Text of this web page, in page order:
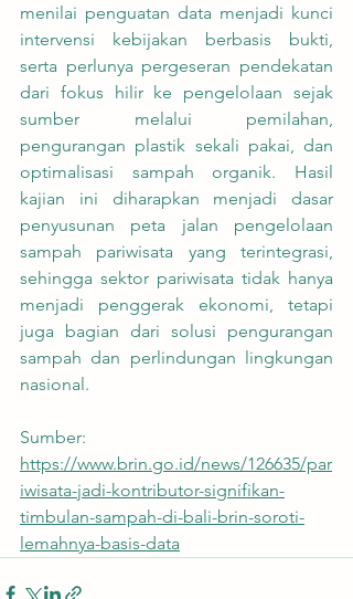
menilai penguatan data menjadi kunci
intervensi kebijakan berbasis bukti,
serta perlunya pergeseran pendekatan
dari fokus hilir ke pengelolaan sejak
sumber melalui pemilahan,
pengurangan plastik sekali pakai, dan
optimalisasi sampah organik. Hasil
kajian ini diharapkan menjadi dasar
penyusunan peta jalan pengelolaan
sampah pariwisata yang terintegrasi,
sehingga sektor pariwisata tidak hanya
menjadi penggerak ekonomi, tetapi
juga bagian dari solusi pengurangan
sampah dan perlindungan lingkungan
nasional.
Sumber:
https://www.brin.go.id/news/126635/par
iwisata-jadi-kontributor-signifikan-
timbulan-sampah-di-bali-brin-soroti-
lemahnya-basis-data